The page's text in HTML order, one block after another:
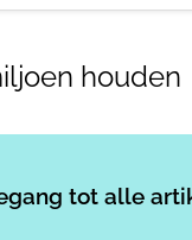
houden
tot alle